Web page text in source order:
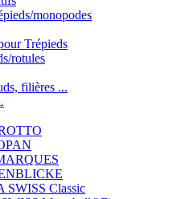
monopodes
Trépieds
rotules
filières ...
SWISS Classic